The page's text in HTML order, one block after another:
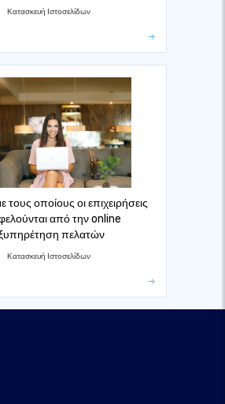
Κατασκευή Ιστοσελίδων
τους οποίους οι επιχειρήσεις
από την online
πελατών
Κατασκευή Ιστοσελίδων